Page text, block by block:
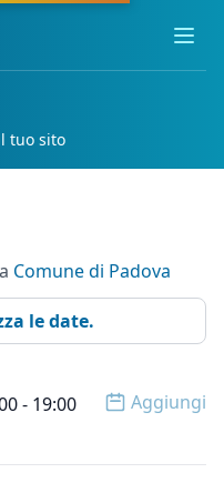
tuo sito
Comune di Padova
le date.
- 19:00 Open
Aggiungi